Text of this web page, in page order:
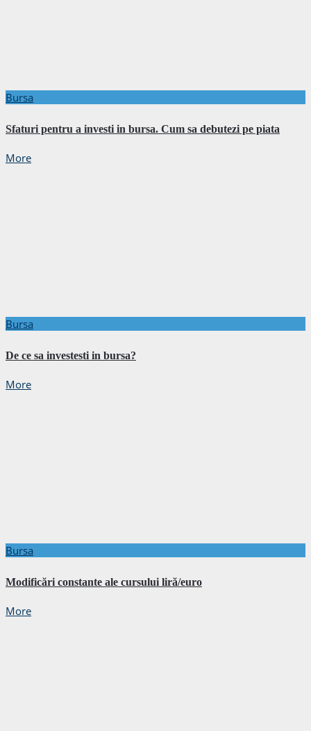
Bursa
Sfaturi pentru a investi in bursa. Cum sa debutezi pe piata
More
Bursa
De ce sa investesti in bursa?
More
Bursa
Modificări constante ale cursului liră/euro
More